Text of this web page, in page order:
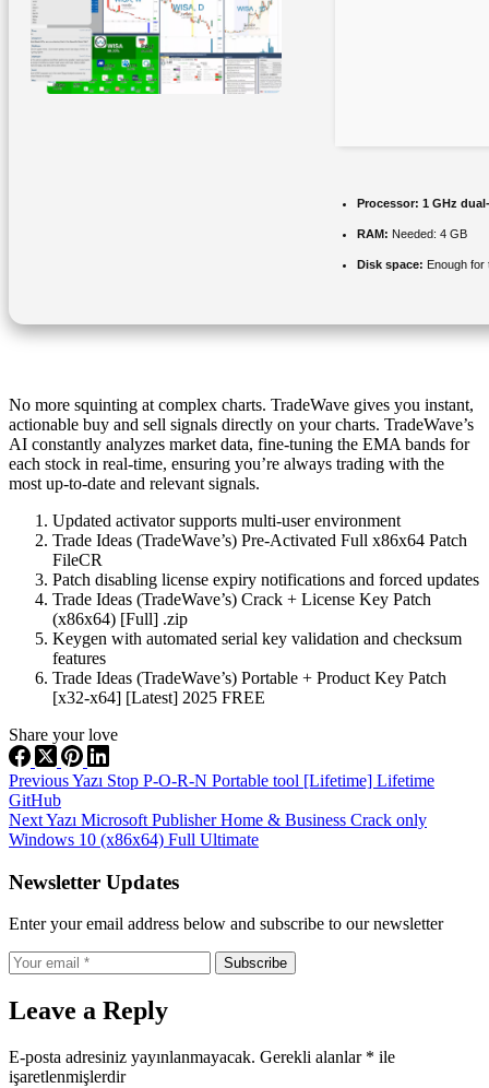
Processor: 1 GHz
RAM: Needed: 4 GB
Disk space: Enough for
No more squinting at complex charts. TradeWave gives you instant,
actionable buy and sell signals directly on your charts. TradeWave’s
AI constantly analyzes market data, fine-tuning the EMA bands for
each stock in real-time, ensuring you’re always trading with the
most up-to-date and relevant signals.
Updated activator supports multi-user environment
Trade Ideas (TradeWave’s) Pre-Activated Full x86x64 Patch
FileCR
Patch disabling license expiry notifications and forced updates
Trade Ideas (TradeWave’s) Crack + License Key Patch
(x86x64) [Full] .zip
Keygen with automated serial key validation and checksum
features
Trade Ideas (TradeWave’s) Portable + Product Key Patch
[x32-x64] [Latest] 2025 FREE
Share your love
PreviousYazı Stop P-O-R-N Portable tool [Lifetime] Lifetime
GitHub
NextYazı Microsoft Publisher Home & Business Crack only
Windows 10 (x86x64) Full Ultimate
Newsletter Updates
Enter your email address below and subscribe to our newsletter
Subscribe
Leave a Reply
E-posta adresiniz yayınlanmayacak. Gerekli alanlar * ile
işaretlenmişlerdir